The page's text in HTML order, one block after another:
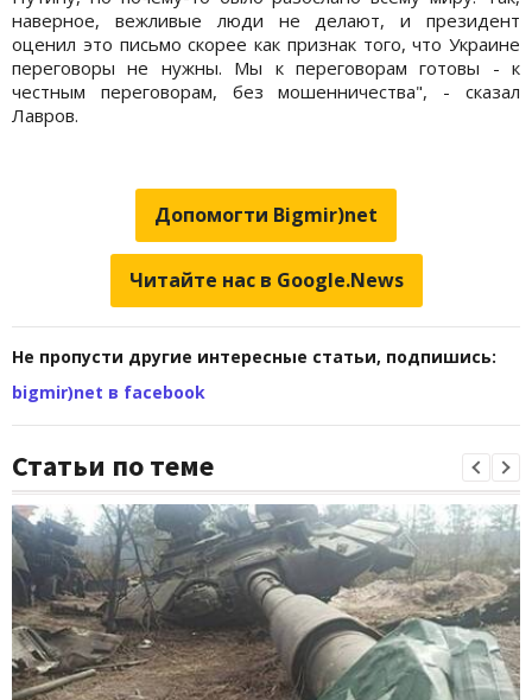
наверное, вежливые люди не делают, и президент
оценил это письмо скорее как признак того, что Украине
переговоры не нужны. Мы к переговорам готовы - к
честным переговорам, без мошенничества", - сказал
Лавров.
Допомогти Bigmir)net
Читайте нас в Google.News
Не пропусти другие интересные статьи, подпишись:
bigmir)net в facebook
Статьи по теме